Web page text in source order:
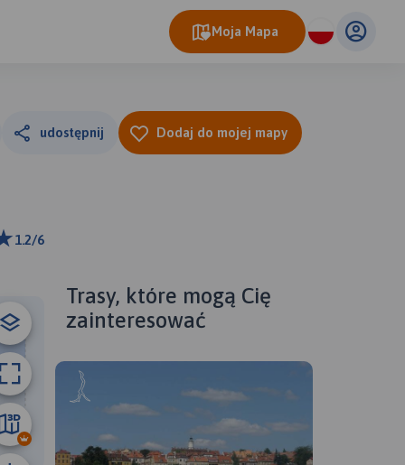
Moja Mapa
udostępnij Dodaj do mojej mapy
1.2/6
A
11 km
Trasy, które mogą Cię
zainteresować